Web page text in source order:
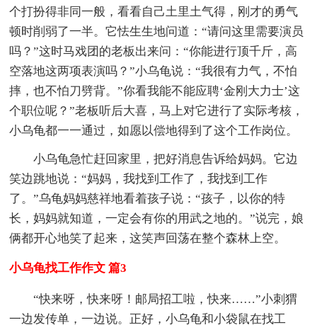
个打扮得非同一般，看看自己土里土气得，刚才的勇气
顿时削弱了一半。它怯生生地问道：“请问这里需要演员
吗？”这时马戏团的老板出来问：“你能进行顶千斤，高
空落地这两项表演吗？”小乌龟说：“我很有力气，不怕
摔，也不怕刀劈背。”你看我能不能应聘‘金刚大力士’这
个职位呢？”老板听后大喜，马上对它进行了实际考核，
小乌龟都一一通过，如愿以偿地得到了这个工作岗位。
小乌龟急忙赶回家里，把好消息告诉给妈妈。它边
笑边跳地说：“妈妈，我找到工作了，我找到工作
了。”乌龟妈妈慈祥地看着孩子说：“孩子，以你的特
长，妈妈就知道，一定会有你的用武之地的。”说完，娘
俩都开心地笑了起来，这笑声回荡在整个森林上空。
小乌龟找工作作文 篇3
“快来呀，快来呀！邮局招工啦，快来……”小刺猬
一边发传单，一边说。正好，小乌龟和小袋鼠在找工